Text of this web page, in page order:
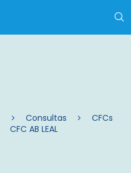
Consultas
CFCs
CFC AB LEAL